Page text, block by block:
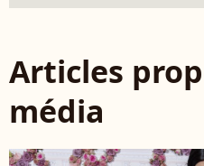
Articles
média